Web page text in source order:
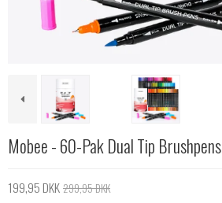
Mobee - 60-Pak Dual Tip Brushpens
199,95 DKK299,95 DKK